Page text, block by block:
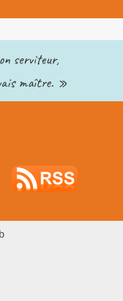
serviteur,
maître. »